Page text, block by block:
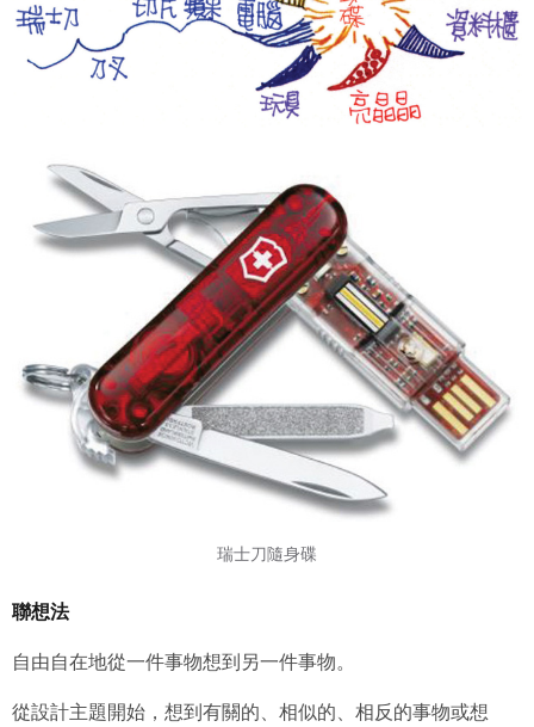
瑞士刀隨身碟
聯想法
自由自在地從一件事物想到另一件事物。
從設計主題開始，想到有關的、相似的、相反的事物或想
想起密碼了嗎？點擊立刻登入
四、會員授權
會員享有其創作之衍生著作的著作權，但會員同意吉寶系統
公司得於該著作權存續期間內無償使用，包括再授權之權
五、聲明保證
會員聲明並保證會員於使用本系統時創作、上傳或張貼的著
作物，會員享有所有權或經合法授權。
如會員違反前項約定致吉寶系統公司遭追訴、請求或求償
者，吉寶系統公司應立即通知會員，必要時本系統得移除爭
議內容。會員應協助相關程序並負擔吉寶系統公司因此所生
支出（包括律師費用）、損害及損失。
六、終止
會員違反本合約或本系統任一規定者，吉寶系統公司得終止
本合約。
本合約終止後，會員不得對吉寶系統公司主張任何費用、補
雙方合意專以臺灣臺北地方法院為第一審管轄法
院。